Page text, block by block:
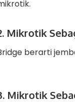
Mikrotik
berarti
Mikrotik